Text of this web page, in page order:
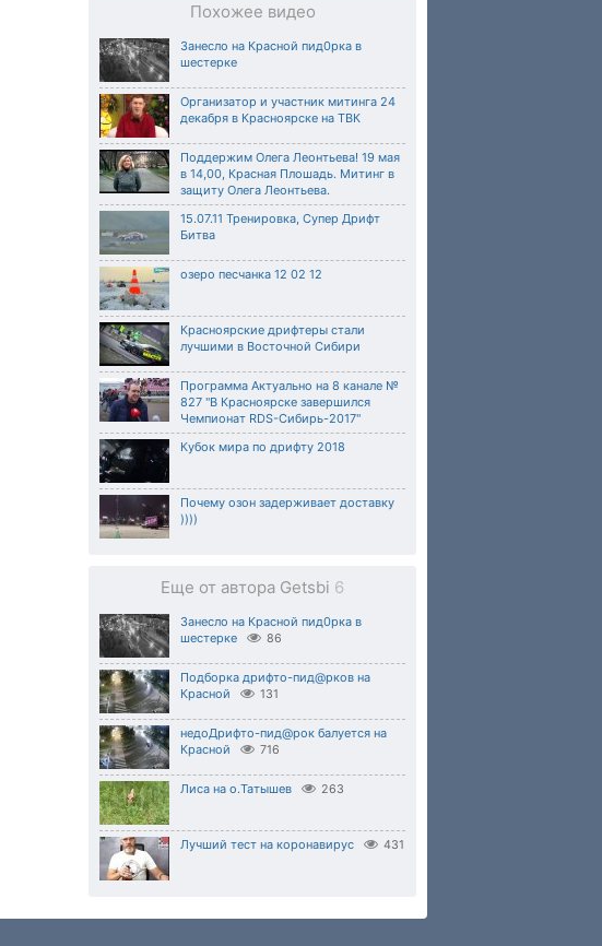
Похожее видео
Занесло на Красной пид0рка в
шестерке
Организатор и участник митинга 24
декабря в Красноярске на ТВК
Поддержим Олега Леонтьева! 19 мая
в 14,00, Красная Плошадь. Митинг в
защиту Олега Леонтьева.
15.07.11 Тренировка, Супер Дрифт
Битва
озеро песчанка 12 02 12
Красноярские дрифтеры стали
лучшими в Восточной Сибири
Программа Актуально на 8 канале №
827 "В Красноярске завершился
Чемпионат RDS-Сибирь-2017"
Кубок мира по дрифту 2018
Почему озон задерживает доставку
))))
Еще от автора Getsbi 6
Занесло на Красной пид0рка в
шестерке
86
Подборка дрифто-пид@рков на
Красной
131
недоДрифто-пид@рок балуется на
Красной
716
Лиса на о.Татышев 263
Лучший тест на коронавирус 431